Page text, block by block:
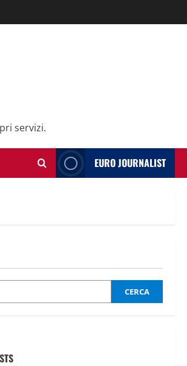
servizi.
EURO JOURNALIST
CERCA